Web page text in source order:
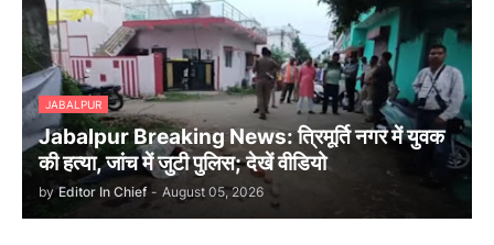
JABALPUR
Jabalpur Breaking News: त्रिमूर्ति नगर में युवक
की हत्या, जांच में जुटी पुलिस; देखें वीडियो
by Editor In Chief - August 05, 2026